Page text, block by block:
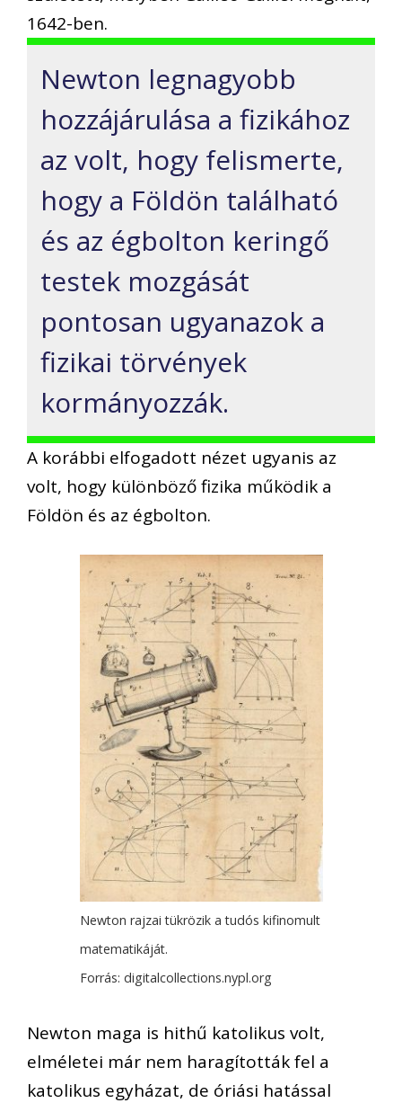
1642-ben.
Newton legnagyobb
hozzájárulása a fizikához
az volt, hogy felismerte,
hogy a Földön található
és az égbolton keringő
testek mozgását
pontosan ugyanazok a
fizikai törvények
kormányozzák.
A korábbi elfogadott nézet ugyanis az
volt, hogy különböző fizika működik a
Földön és az égbolton.
Newton rajzai tükrözik a tudós kifinomult
matematikáját.
Forrás: digitalcollections.nypl.org
Newton maga is hithű katolikus volt,
elméletei már nem haragították fel a
katolikus egyházat, de óriási hatással